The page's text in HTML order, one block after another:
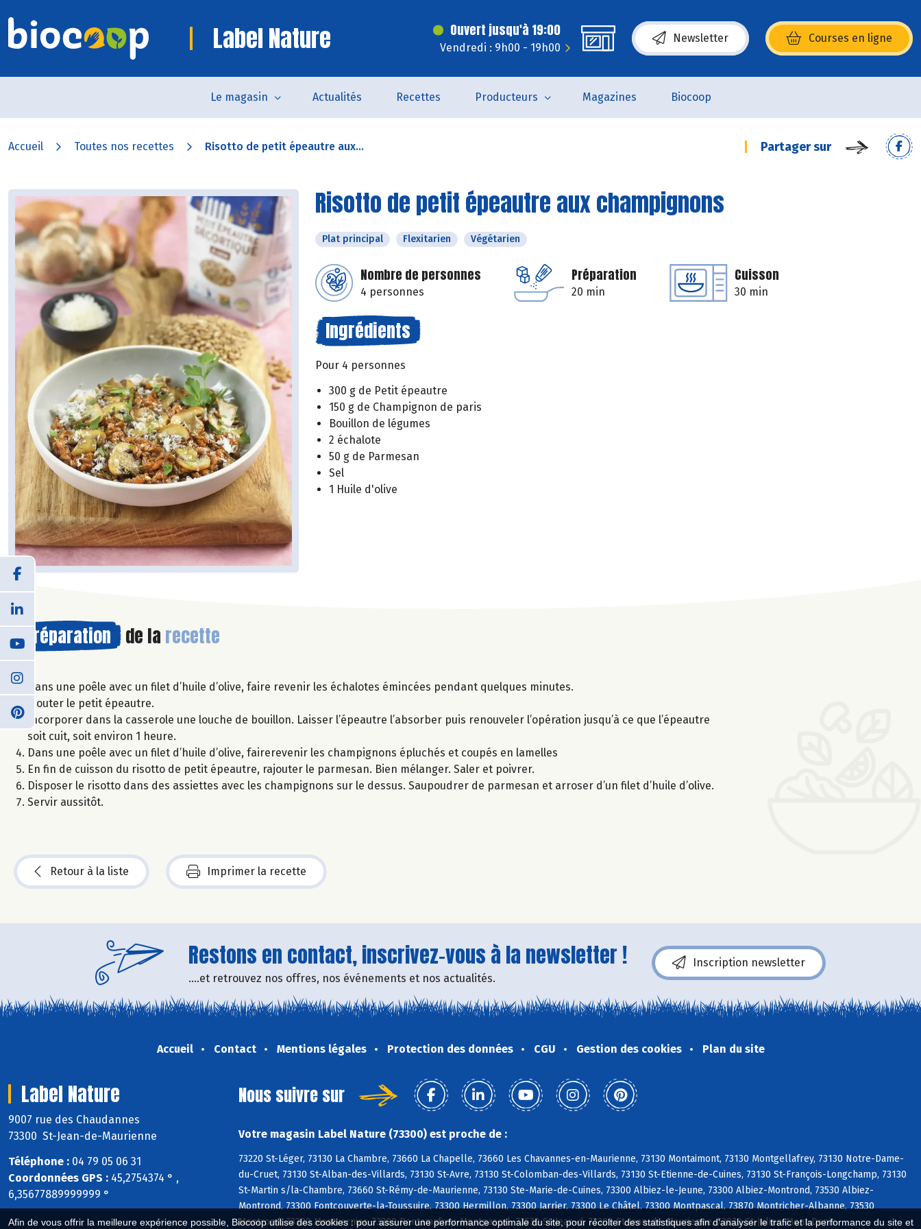
Afin de vous offrir la meilleure expérience possible, Biocoop utilise des cookies : pour assurer une performance optimale du site, pour récolter des statistiques afin d'analyser le trafic et la performance du site et
Label Nature Ouvert jusqu'à 19:00
Vendredi : 9h00 - 19h00
Newsletter Courses en ligne
(s’ouvre dans une nouvelle fenêtre)
Le magasin Actualités Recettes Producteurs Magazines Biocoop
Accueil Toutes nos recettes Risotto de petit épeautre aux... Partager sur
Risotto de petit épeautre aux champignons
Plat principal Flexitarien Végétarien
Nombre de personnes
4 personnes
Préparation
20 min
Cuisson
30 min
Ingrédients
Pour 4 personnes
300 g de Petit épeautre
150 g de Champignon de paris
Bouillon de légumes
2 échalote
50 g de Parmesan
Sel
1 Huile d'olive
Préparation de la recette
Dans une poêle avec un filet d’huile d’olive, faire revenir les échalotes émincées pendant quelques minutes.
Ajouter le petit épeautre.
Incorporer dans la casserole une louche de bouillon. Laisser l’épeautre l’absorber puis renouveler l’opération jusqu’à ce que l’épeautre
soit cuit, soit environ 1 heure.
Dans une poêle avec un filet d’huile d’olive, fairerevenir les champignons épluchés et coupés en lamelles
En fin de cuisson du risotto de petit épeautre, rajouter le parmesan. Bien mélanger. Saler et poivrer.
Disposer le risotto dans des assiettes avec les champignons sur le dessus. Saupoudrer de parmesan et arroser d’un filet d’huile d’olive.
Servir aussitôt.
Retour à la liste Imprimer la recette
Restons en contact, inscrivez-vous à la newsletter !
....et retrouvez nos offres, nos événements et nos actualités.
Inscription newsletter
Accueil Contact Mentions légales Protection des données CGU Gestion des cookies Plan du site
Label Nature
9007 rue des Chaudannes
73300 St-Jean-de-Maurienne
Téléphone : 04 79 05 06 31
Coordonnées GPS : 45,2754374 ° ,
6,35677889999999 °
Nous suivre sur
Votre magasin Label Nature (73300) est proche de :
73220 St-Léger, 73130 La Chambre, 73660 La Chapelle, 73660 Les Chavannes-en-Maurienne, 73130 Montaimont, 73130 Montgellafrey, 73130 Notre-Dame-
du-Cruet, 73130 St-Alban-des-Villards, 73130 St-Avre, 73130 St-Colomban-des-Villards, 73130 St-Etienne-de-Cuines, 73130 St-François-Longchamp, 73130
St-Martin s/la-Chambre, 73660 St-Rémy-de-Maurienne, 73130 Ste-Marie-de-Cuines, 73300 Albiez-le-Jeune, 73300 Albiez-Montrond, 73530 Albiez-
Montrond, 73300 Fontcouverte-la-Toussuire, 73300 Hermillon, 73300 Jarrier, 73300 Le Châtel, 73300 Montpascal, 73870 Montricher-Albanne, 73530
Montrond, 73300 Montvernier, 73300 Pontamafrey-Montpascal, 73530 St-Jean-d, 73300 St-Jean-de-Maurienne, 73870 St-Julien-Mont-Denis